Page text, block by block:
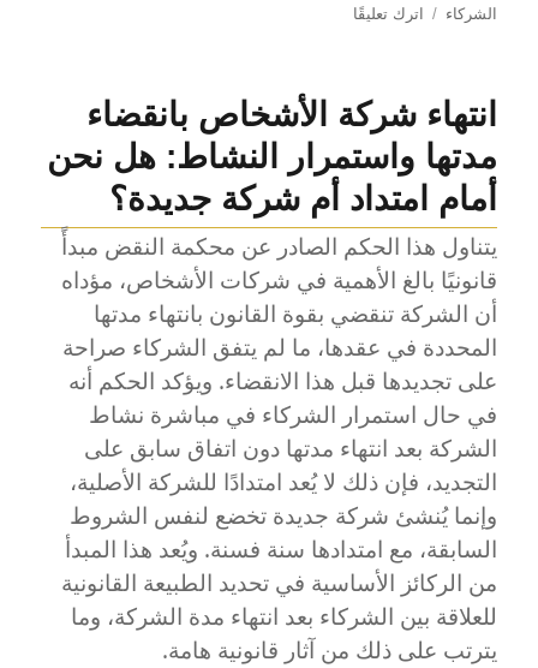
الشركاء
اترك تعليقًا
المحاصة
عن
التوصية
في
قضاء
النقض
–
استخلاص
طبيعة
الشركة
واقع
التعامل
الفعلي
انتهاء شركة الأشخاص بانقضاء
مدتها واستمرار النشاط: هل نحن
أمام امتداد أم شركة جديدة؟
يتناول هذا الحكم الصادر عن محكمة النقض مبدأً
قانونيًا بالغ الأهمية في شركات الأشخاص، مؤداه
أن الشركة تنقضي بقوة القانون بانتهاء مدتها
المحددة في عقدها، ما لم يتفق الشركاء صراحة
على تجديدها قبل هذا الانقضاء. ويؤكد الحكم أنه
في حال استمرار الشركاء في مباشرة نشاط
الشركة بعد انتهاء مدتها دون اتفاق سابق على
التجديد، فإن ذلك لا يُعد امتدادًا للشركة الأصلية،
وإنما يُنشئ شركة جديدة تخضع لنفس الشروط
السابقة، مع امتدادها سنة فسنة. ويُعد هذا المبدأ
من الركائز الأساسية في تحديد الطبيعة القانونية
للعلاقة بين الشركاء بعد انتهاء مدة الشركة، وما
يترتب على ذلك من آثار قانونية هامة.